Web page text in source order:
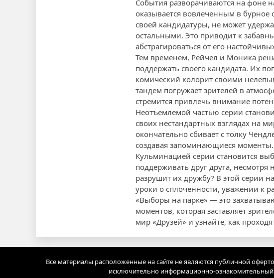
События разворачиваются на фоне
оказывается вовлеченным в
своей кандидатуры, не может
остальными. Это приводит к
абстрагироваться от его
Тем временем, Рейчел и Моника
поддержать своего кандидата. Их
комический колорит своими
тандем погружает зрителей в
стремится привлечь внимание
Неотъемлемой частью серии
своих нестандартных взглядах на
окончательно сбивает с толку
создавая запоминающиеся моменты.
Кульминацией серии становится
поддерживать друг друга,
разрушит их дружбу? В этой серии
уроки о сплоченности, уважении к
«Выборы на парке» — это
моментов, которая заставляет
мир «Друзей» и узнайте, как
Все материалы расположенные на сайте не являются публичной
исключительно информационно-